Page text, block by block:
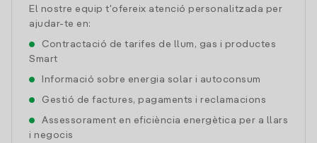
El nostre equip t'ofereix atenció personalitzada per
ajudar-te en:
Contractació de tarifes de llum, gas i productes
Smart
Informació sobre energia solar i autoconsum
Gestió de factures, pagaments i reclamacions
Assessorament en eficiència energètica per a llars
i negocis